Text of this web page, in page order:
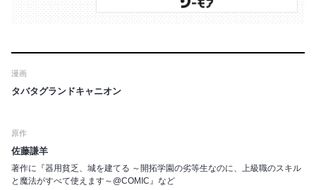
漫画
タバタグランドキャニオン
原作
佐藤謙羊
著作に『器用貧乏、城を建てる ～開拓学園の劣等生なのに、上級職のスキル
と魔法がすべて使えます～@COMIC』など